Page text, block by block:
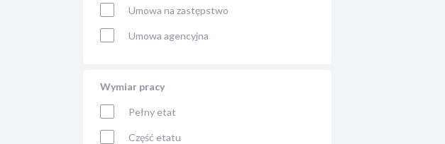
Umowa na zastępstwo
Umowa agencyjna
Wymiar pracy
Pełny etat
Część etatu